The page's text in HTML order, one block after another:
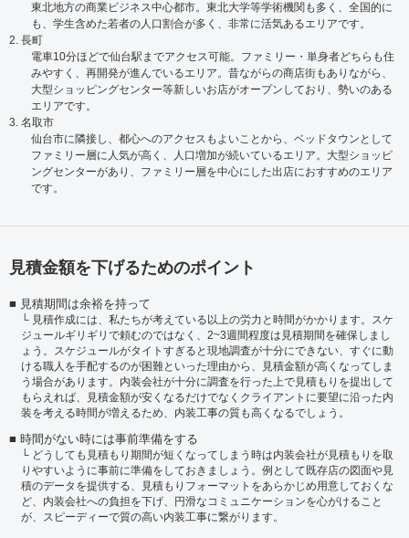
東北地方の商業ビジネス中心都市。東北大学等学術機関も多く、全国的に
も、学生含めた若者の人口割合が多く、非常に活気あるエリアです。
2. 長町
電車10分ほどで仙台駅までアクセス可能。ファミリー・単身者どちらも住
みやすく、再開発が進んでいるエリア。昔ながらの商店街もありながら、
大型ショッピングセンター等新しいお店がオープンしており、勢いのある
エリアです。
3. 名取市
仙台市に隣接し、都心へのアクセスもよいことから、ベッドタウンとして
ファミリー層に人気が高く、人口増加が続いているエリア。大型ショッピ
ングセンターがあり、ファミリー層を中心にした出店におすすめのエリア
です。
見積金額を下げるためのポイント
見積期間は余裕を持って
見積作成には、私たちが考えている以上の労力と時間がかかります。スケ
ジュールギリギリで頼むのではなく、2~3週間程度は見積期間を確保しまし
ょう。スケジュールがタイトすぎると現地調査が十分にできない、すぐに動
ける職人を手配するのが困難といった理由から、見積金額が高くなってしま
う場合があります。内装会社が十分に調査を行った上で見積もりを提出して
もらえれば、見積金額が安くなるだけでなくクライアントに要望に沿った内
装を考える時間が増えるため、内装工事の質も高くなるでしょう。
時間がない時には事前準備をする
どうしても見積もり期間が短くなってしまう時は内装会社が見積もりを取
りやすいように事前に準備をしておきましょう。例として既存店の図面や見
積のデータを提供する、見積もりフォーマットをあらかじめ用意しておくな
ど、内装会社への負担を下げ、円滑なコミュニケーションを心がけること
が、スピーディーで質の高い内装工事に繋がります。